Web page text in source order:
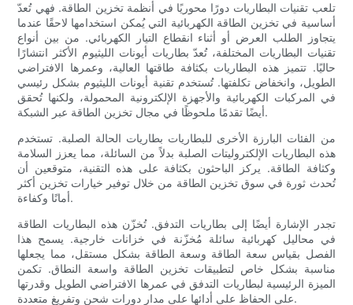
تلعب تقنيات البطاريات دورًا محوريًا في أنظمة تخزين الطاقة. فهي تُعدّ
أساسية في تخزين الطاقة الكهربائية التي يُمكن استخدامها لاحقًا عندما
يتجاوز الطلب العرض أو أثناء انقطاع التيار الكهربائي. من بين أنواع
تقنيات البطاريات المختلفة، تُعدّ بطاريات أيونات الليثيوم الأكثر انتشارًا
حاليًا. تتميز هذه البطاريات بكثافة طاقتها العالية، وعمرها الافتراضي
الطويل، وانخفاض تكلفتها. تُستخدم تقنية أيونات الليثيوم بشكل رئيسي
في المركبات الكهربائية والأجهزة الإلكترونية المحمولة، ولكنها تُحقق
أيضًا تقدمًا ملحوظًا في مجال تخزين الطاقة عبر الشبكة.
من الفئات البارزة الأخرى للبطاريات بطاريات الحالة الصلبة. تستخدم
هذه البطاريات الإلكتروليتات الصلبة بدلاً من السائلة، مما يعزز السلامة
وكثافة الطاقة. يركز الباحثون بكثافة على هذه التقنية، متوقعين أن
تُحدث ثورة في سوق تخزين الطاقة من خلال توفير خيارات تخزين أكثر
أمانًا وكفاءة.
تجدر الإشارة أيضًا إلى بطاريات التدفق. تُخزّن هذه البطاريات الطاقة
في محاليل كهربائية سائلة مُخزّنة في خزانات خارجية. يسمح هذا
الفصل بقياس سعة الطاقة وسعة الطاقة بشكل مستقل، مما يجعلها
مناسبة بشكل خاص لتطبيقات تخزين الطاقة واسعة النطاق. تكمن
الميزة الرئيسية لبطاريات التدفق في عمرها الافتراضي الطويل وقدرتها
على الحفاظ على أدائها على مدار دورات شحن وتفريغ متعددة.